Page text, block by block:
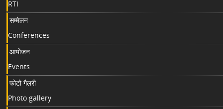
RTI
सम्मेलन
Conferences
आयोजन
Events
फोटो गैलरी
Photo gallery